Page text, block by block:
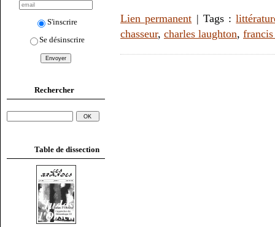
S'inscrire
Se désinscrire
Rechercher
Table de dissection
Lien permanent | Tags :
chasseur, charles laughton,